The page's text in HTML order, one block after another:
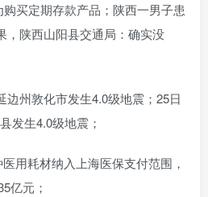
买定期存款产品；陕西一男子患
，陕西山阳县交通局：确实没
边州敦化市发生4.0级地震；25日
发生4.0级地震；
用耗材纳入上海医保支付范围，
亿元；